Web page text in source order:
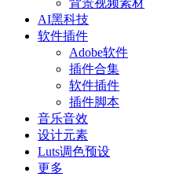
背景视频素材
AI黑科技
软件插件
Adobe软件
插件合集
软件插件
插件脚本
音乐音效
设计元素
Luts调色预设
更多